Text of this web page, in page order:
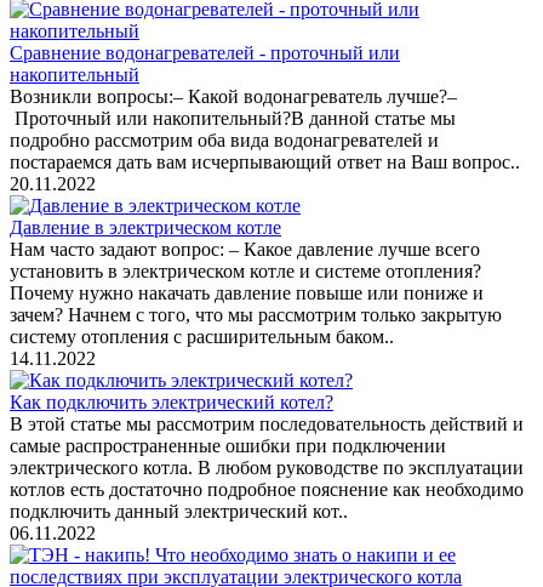
Сравнение водонагревателей - проточный или
накопительный
Возникли вопросы:– Какой водонагреватель лучше?–
Проточный или накопительный?В данной статье мы
подробно рассмотрим оба вида водонагревателей и
постараемся дать вам исчерпывающий ответ на Ваш вопрос..
20.11.2022
Давление в электрическом котле
Нам часто задают вопрос: – Какое давление лучше всего
установить в электрическом котле и системе отопления?
Почему нужно накачать давление повыше или пониже и
зачем? Начнем с того, что мы рассмотрим только закрытую
систему отопления с расширительным баком..
14.11.2022
Как подключить электрический котел?
В этой статье мы рассмотрим последовательность действий и
самые распространенные ошибки при подключении
электрического котла. В любом руководстве по эксплуатации
котлов есть достаточно подробное пояснение как необходимо
подключить данный электрический кот..
06.11.2022